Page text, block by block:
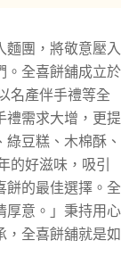
麵團，將敬意壓入
。全喜餅舖成立於
名產伴手禮等全
禮需求大增，更提
豆糕、木棉酥、
的好滋味，吸引
餅的最佳選擇。全
厚意。」秉持用心
，全喜餅舖就是如